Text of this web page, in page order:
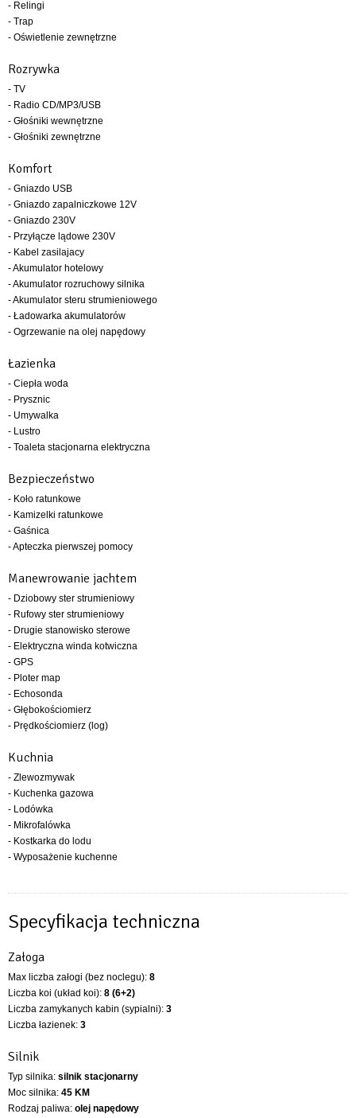
- Relingi
- Trap
- Oświetlenie zewnętrzne
Rozrywka
- TV
- Radio CD/MP3/USB
- Głośniki wewnętrzne
- Głośniki zewnętrzne
Komfort
- Gniazdo USB
- Gniazdo zapalniczkowe 12V
- Gniazdo 230V
- Przyłącze lądowe 230V
- Kabel zasilajacy
- Akumulator hotelowy
- Akumulator rozruchowy silnika
- Akumulator steru strumieniowego
- Ładowarka akumulatorów
- Ogrzewanie na olej napędowy
Łazienka
- Ciepła woda
- Prysznic
- Umywalka
- Lustro
- Toaleta stacjonarna elektryczna
Bezpieczeństwo
- Koło ratunkowe
- Kamizelki ratunkowe
- Gaśnica
- Apteczka pierwszej pomocy
Manewrowanie jachtem
- Dziobowy ster strumieniowy
- Rufowy ster strumieniowy
- Drugie stanowisko sterowe
- Elektryczna winda kotwiczna
- GPS
- Ploter map
- Echosonda
- Głębokościomierz
- Prędkościomierz (log)
Kuchnia
- Zlewozmywak
- Kuchenka gazowa
- Lodówka
- Mikrofalówka
- Kostkarka do lodu
- Wyposażenie kuchenne
Specyfikacja techniczna
Załoga
Max liczba załogi (bez noclegu): 8
Liczba koi (układ koi): 8 (6+2)
Liczba zamykanych kabin (sypialni): 3
Liczba łazienek: 3
Silnik
Typ silnika: silnik stacjonarny
Moc silnika: 45 KM
Rodzaj paliwa: olej napędowy